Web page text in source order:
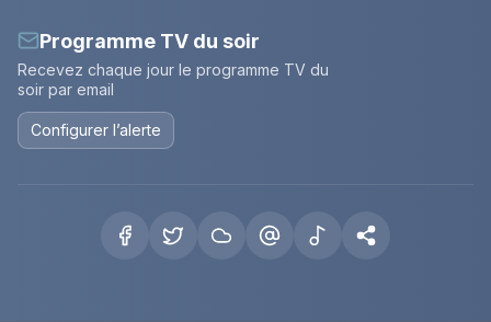
Programme TV du soir
Recevez chaque jour le programme TV du
soir par email
Configurer l’alerte